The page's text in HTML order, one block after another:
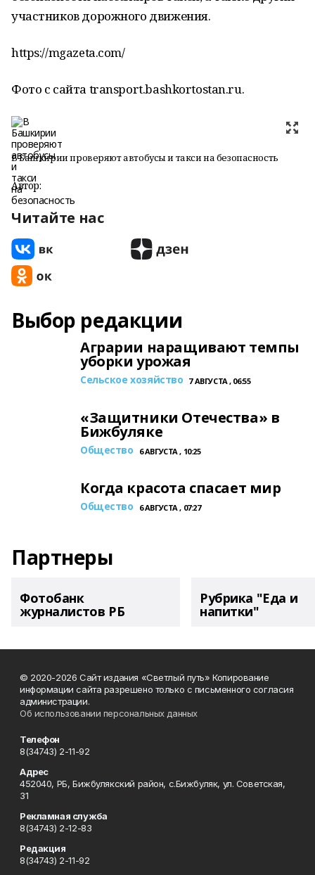
участников дорожного движения.
https://mgazeta.com/
Фото с сайта transport.bashkortostan.ru.
В Башкирии проверяют автобусы и такси на безопасность
Автор:
Читайте нас
Выбор редакции
Аграрии наращивают темпы
уборки урожая
Сельское хозяйство 7 АВГУСТА , 06:55
«Защитники Отечества» в
Бижбуляке
Общество 6 АВГУСТА , 10:25
Когда красота спасает мир
Общество 6 АВГУСТА , 07:27
Партнеры
Фотобанк
журналистов РБ
Рубрика "Еда и
напитки"
© 2020-2026 Сайт издания «Светлый путь» Копирование
информации сайта разрешено только с письменного согласия
администрации.
Об использовании персональных данных
Телефон
8(34743) 2-11-92
Адрес
452040, РБ, Бижбулякский район, с.Бижбуляк, ул. Советская,
31
Рекламная служба
8(34743) 2-12-83
Редакция
8(34743) 2-11-92